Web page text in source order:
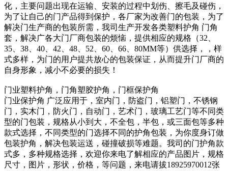
化，主要问题出现在运输、安装的过程中划伤、擦毛及碰伤，
为了让自己的门产品得到保护，各厂家为改善门的包装，为了
解决门生产商的包装所需，我司生产开发各类塑料护角 门角
套，解决广各大门厂商包装的烦恼，提供相应的规格（32、
35、38、40、42、48、52、60、66、80MM等）供选择，，样
式多样，为门的用户提共放心的包装保证，从而提升门厂商的
自身形象，减小不必要的损失！
门业塑料护角，门角塑胶护角，门框保护角
门业保护角 广泛应用于，室内门，防盗门，铝塑门，不锈钢
门，实木门，防火门，自动门，艺术门，玻璃工艺门等不同类
型的门包装，规格从小到大，不全包，半包，或三面包等多种
款式选择，不同类型的门选择不同的护角包装，为你度身订做
包装护角，解决包装运送，碰撞破损等难题。我司的门护角款
式多，多种规格选择，欢迎你来电了解相应的产品图片，规格
尺寸，图片，形状，价格，等问题，来电请拔18925970012张